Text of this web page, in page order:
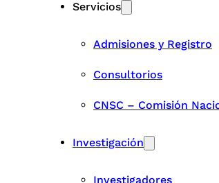
Servicios
Admisiones y Registro
Consultorios
CNSC – Comisión
Investigación
Investigadores